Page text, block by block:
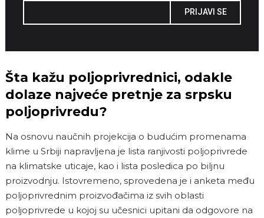
PRIJAVI SE
Šta kažu poljoprivrednici, odakle
dolaze najveće pretnje za srpsku
poljoprivredu?
Na osnovu naučnih projekcija o budućim promenama
klime u Srbiji napravljena je lista ranjivosti poljoprivrede
na klimatske uticaje, kao i lista posledica po biljnu
proizvodnju. Istovremeno, sprovedena je i anketa među
poljoprivrednim proizvođačima iz svih oblasti
poljoprivrede u kojoj su učesnici upitani da odgovore na